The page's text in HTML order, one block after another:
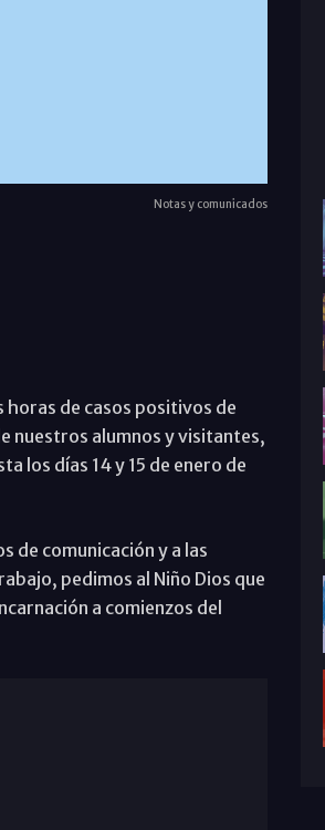
Notas y comunicados
horas de casos positivos de
nuestros alumnos y visitantes,
los días 14 y 15 de enero de
de comunicación y a las
pedimos al Niño Dios que
a comienzos del